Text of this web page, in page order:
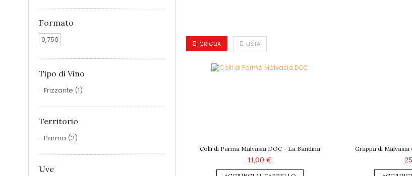
GRIGLIA LISTA
Colli di Parma Malvasia DOC - La Bandina
11,00 €
Grappa di
Formato
0,750
Tipo di Vino
Frizzante (1)
Territorio
Parma (2)
Uve